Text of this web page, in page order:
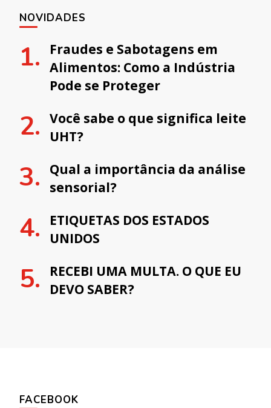
NOVIDADES
Fraudes e Sabotagens em
Alimentos: Como a Indústria
Pode se Proteger
Você sabe o que significa leite
UHT?
Qual a importância da análise
sensorial?
ETIQUETAS DOS ESTADOS
UNIDOS
RECEBI UMA MULTA. O QUE EU
DEVO SABER?
FACEBOOK